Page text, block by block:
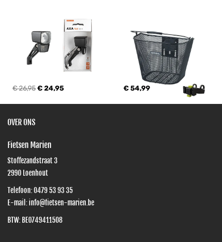
€ 26,95€ 24,95 € 54,99
OVER ONS
Fietsen Marien
Stoffezandstraat 3
2990 Loenhout
Telefoon:0479 53 93 35
E-mail: info@fietsen-marien.be
BTW: BE0749411508